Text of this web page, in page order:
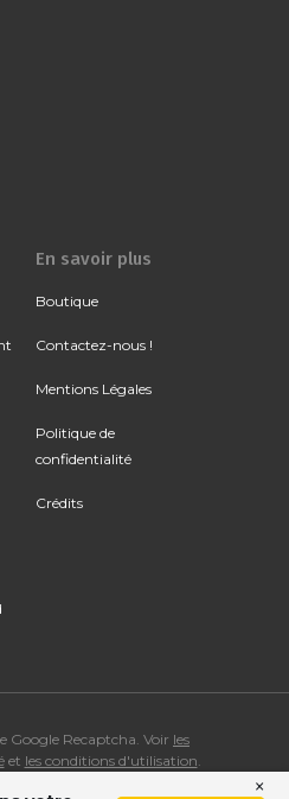
En savoir plus
Boutique
Contactez-nous !
Mentions Légales
Politique de
confidentialité
Crédits
Google Recaptcha. Voir les
et les conditions d'utilisation
×